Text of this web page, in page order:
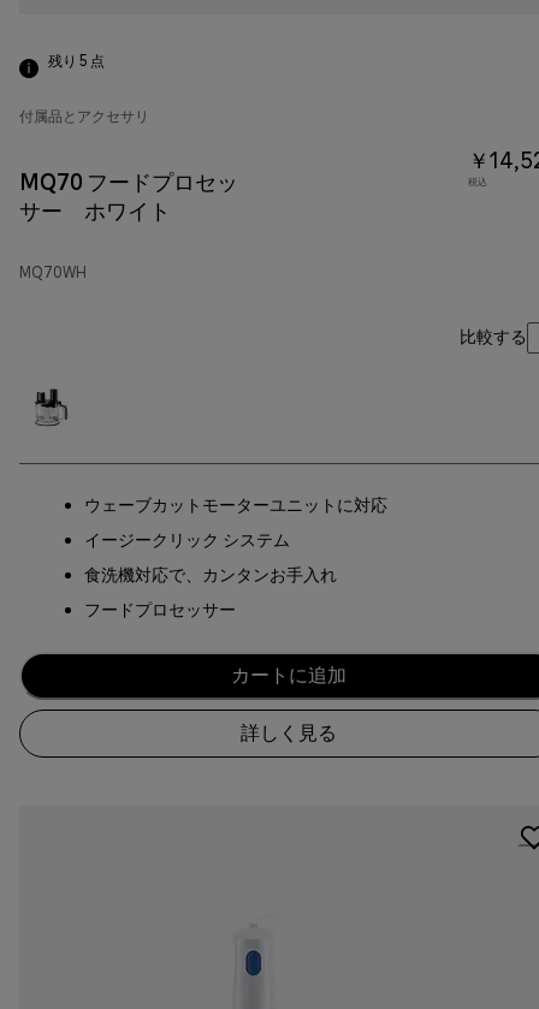
残り 5 点
付属品とアクセサリ
MQ70 フードプロセッ
サー ホワイト
MQ70WH
￥
税込
比較する
ウェーブカットモーターユニットに対応
イージークリック システム
食洗機対応で、カンタンお手入れ
フードプロセッサー
カートに追加
詳しく見る